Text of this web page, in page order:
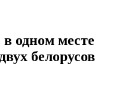
одном месте
белорусов